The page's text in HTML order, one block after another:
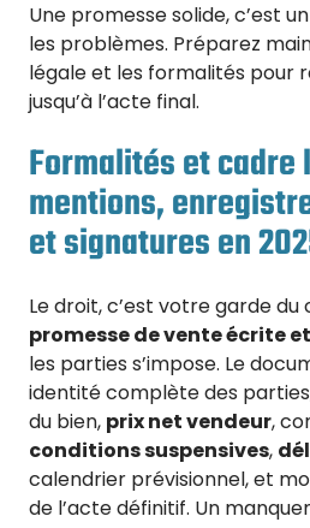
Une promesse solide, c’est
les problèmes. Préparez
légale et les formalités pour
jusqu’à l’acte final.
Formalités et cadre
mentions,
et signatures en
Le droit, c’est votre garde du
promesse de vente écrite
les parties s’impose. Le
identité complète des
du bien, prix net vendeur,
conditions suspensives,
calendrier prévisionnel, et
de l’acte définitif. Un